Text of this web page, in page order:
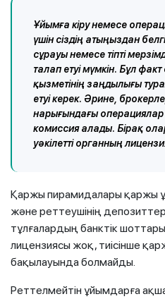
Ұйымға кіру немесе
үшін сіздің атыңыздан
сұрауы немесе тіпті
талап етуі мүмкін. Бұл
қызметінің заңдылығы
етуі керек. Әрине,
нарығындағы
комиссия алады. Бірақ
уәкілетті органның
Қаржы пирамидалары қаржы
және реттеушінің
тұлғалардың банктік
лицензиясы жоқ, тиісінше
бақылауында болмайды.
Реттелмейтін ұйымдарға